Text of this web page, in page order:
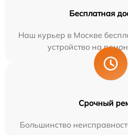
Бесплатная
Наш курьер в Москве
устройство на
Срочный
Большинство